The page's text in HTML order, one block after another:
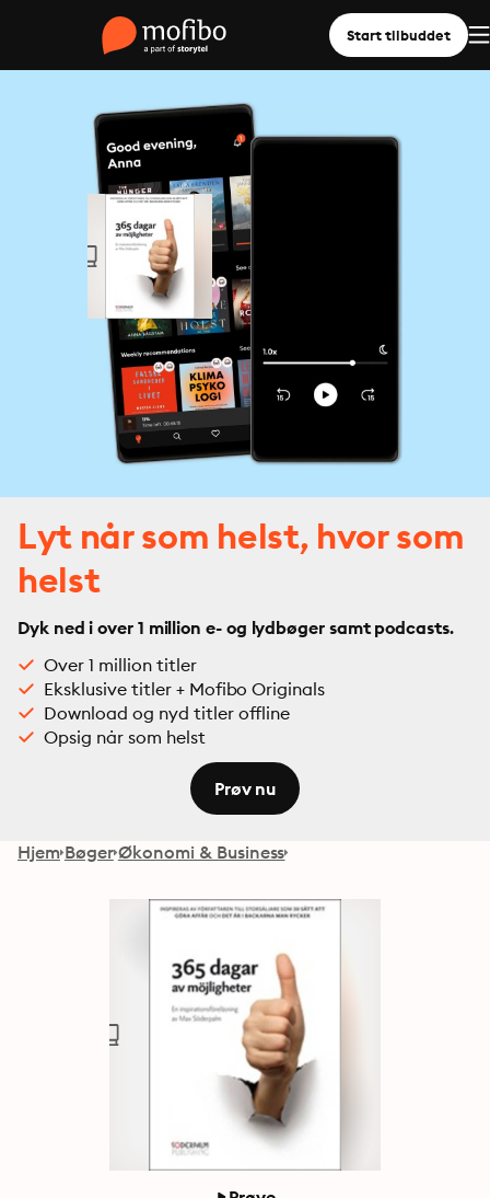
Start tilbuddet
Lyt når som helst, hvor som
helst
Dyk ned i over 1 million e- og lydbøger samt podcasts.
Over 1 million titler
Eksklusive titler + Mofibo Originals
Download og nyd titler offline
Opsig når som helst
Prøv nu
Hjem Bøger Økonomi & Business